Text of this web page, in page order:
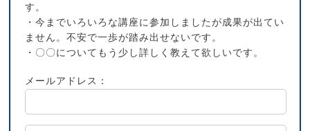
す。
・今までいろいろな講座に参加しましたが成果が出てい
ません。不安で一歩が踏み出せないです。
・〇〇についてもう少し詳しく教えて欲しいです。
メールアドレス：